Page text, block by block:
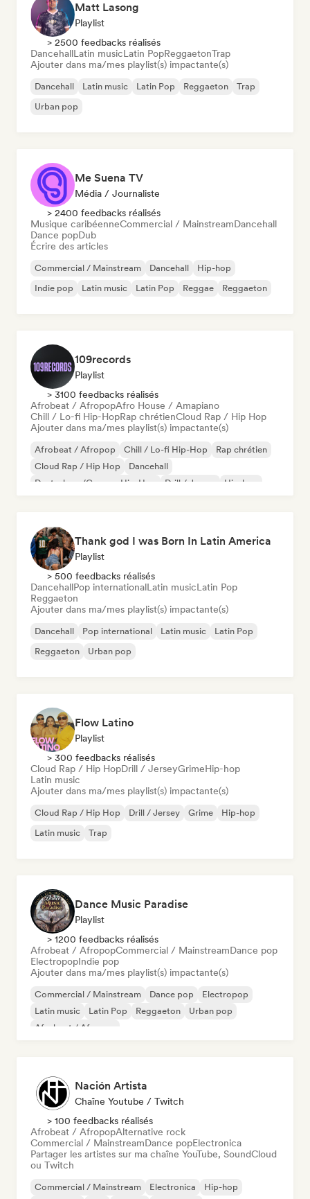
Matt Lasong
Playlist
> 2500 feedbacks réalisés
DancehallLatin musicLatin PopReggaetonTrap
Ajouter dans ma/mes playlist(s) impactante(s)
Dancehall Latin music Latin Pop Reggaeton
Trap
Urban pop
Me Suena TV
Média / Journaliste
> 2400 feedbacks réalisés
Musique caribéenneCommercial / MainstreamDancehall
Dance popDub
Écrire des articles
Commercial / Mainstream Dancehall
Hip-hop
Indie pop
Latin music Latin Pop Reggae Reggaeton
109records
Playlist
> 3100 feedbacks réalisés
Afrobeat / AfropopAfro House / Amapiano
Chill / Lo-fi Hip-HopRap chrétienCloud Rap / Hip Hop
Ajouter dans ma/mes playlist(s) impactante(s)
Afrobeat / Afropop Chill / Lo-fi Hip-Hop
Rap chrétien
Cloud Rap / Hip Hop
Dancehall
Deutschrap/German Hip-Hop
Drill / Jersey Hip-hop
Thank god I was Born In Latin America
Playlist
> 500 feedbacks réalisés
DancehallPop internationalLatin musicLatin Pop
Reggaeton
Ajouter dans ma/mes playlist(s) impactante(s)
Dancehall Pop international Latin music
Latin Pop
Reggaeton
Urban pop
Flow Latino
Playlist
> 300 feedbacks réalisés
Cloud Rap / Hip HopDrill / JerseyGrimeHip-hop
Latin music
Ajouter dans ma/mes playlist(s) impactante(s)
Cloud Rap / Hip Hop Drill / Jersey Grime
Hip-hop
Latin music
Trap
Dance Music Paradise
Playlist
> 1200 feedbacks réalisés
Afrobeat / AfropopCommercial / MainstreamDance pop
ElectropopIndie pop
Ajouter dans ma/mes playlist(s) impactante(s)
Commercial / Mainstream Dance pop
Electropop
Latin music
Latin Pop Reggaeton
Urban pop
Afrobeat / Afropop
Nación Artista
Chaîne Youtube / Twitch
> 100 feedbacks réalisés
Afrobeat / AfropopAlternative rock
Commercial / MainstreamDance popElectronica
Partager les artistes sur ma chaîne YouTube, SoundCloud
ou Twitch
Commercial / Mainstream Electronica
Hip-hop